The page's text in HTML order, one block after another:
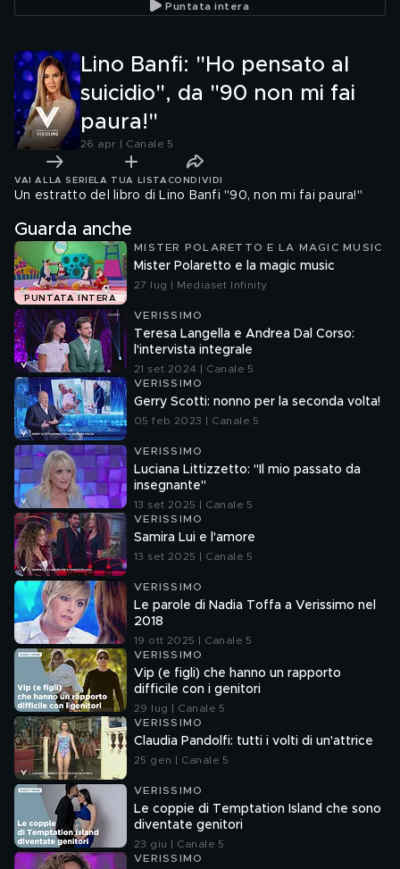
Puntata intera
Lino Banfi: "Ho pensato al
suicidio", da "90 non mi fai
paura!"
26 apr | Canale 5
VAI ALLA SERIE LA TUA LISTA CONDIVIDI
Un estratto del libro di Lino Banfi "90, non mi fai paura!"
Guarda anche
PUNTATA INTERA
MISTER POLARETTO E LA MAGIC MUSIC
Mister Polaretto e la magic music
27 lug | Mediaset Infinity
VERISSIMO
Teresa Langella e Andrea Dal Corso:
l'intervista integrale
21 set 2024 | Canale 5
VERISSIMO
Gerry Scotti: nonno per la seconda volta!
05 feb 2023 | Canale 5
VERISSIMO
Luciana Littizzetto: "Il mio passato da
insegnante"
13 set 2025 | Canale 5
VERISSIMO
Samira Lui e l'amore
13 set 2025 | Canale 5
VERISSIMO
Le parole di Nadia Toffa a Verissimo nel
2018
19 ott 2025 | Canale 5
VERISSIMO
Vip (e figli) che hanno un rapporto
difficile con i genitori
29 lug | Canale 5
VERISSIMO
Claudia Pandolfi: tutti i volti di un'attrice
25 gen | Canale 5
VERISSIMO
Le coppie di Temptation Island che sono
diventate genitori
23 giu | Canale 5
VERISSIMO